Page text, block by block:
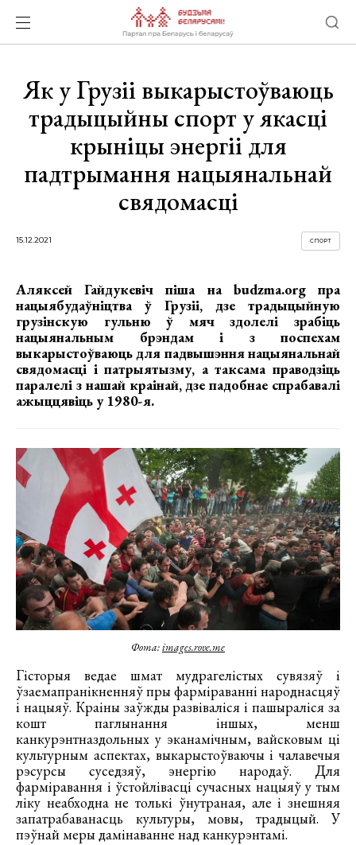
Як у Грузіі выкарыстоўваюць
традыцыйны спорт у якасці
крыніцы энергіі для
падтрымання нацыянальнай
свядомасці
15.12.2021 СПОРТ
Аляксей Гайдукевіч піша на budzma.org пра
нацыябудаўніцтва ў Грузіі, дзе традыцыйную
грузінскую гульню ў мяч здолелі зрабіць
нацыянальным брэндам і з поспехам
выкарыстоўваюць для падвышэння нацыянальнай
свядомасці і патрыятызму, а таксама праводзіць
паралелі з нашай краінай, дзе падобнае спрабавалі
ажыццявіць у 1980-я.
Фота:images.rove.me
Гісторыя ведае шмат мудрагелістых сувязяў і
ўзаемапранікненняў пры фарміраванні народнасцяў
і нацыяў. Краіны заўжды развіваліся і пашыраліся за
кошт паглынання іншых, менш
канкурэнтназдольных у эканамічным, вайсковым ці
культурным аспектах, выкарыстоўваючы і чалавечыя
рэсурсы суседзяў, энергію народаў. Для
фарміравання і ўстойлівасці сучасных нацыяў у тым
ліку неабходна не толькі ўнутраная, але і знешняя
запатрабаванасць культуры, мовы, традыцый. У
пэўнай меры дамінаванне над канкурэнтамі.